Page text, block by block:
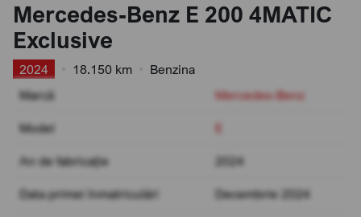
Mercedes-Benz E 200 4MATIC
Exclusive
2024 18.150 km
Benzina
Marcă
Mercedes-Benz
Model
An de fabricație 2024
Data primei înmatriculări Decembrie 2024